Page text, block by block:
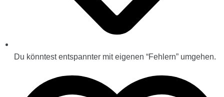
Du könntest entspannter mit eigenen “Fehlern” umgehen.